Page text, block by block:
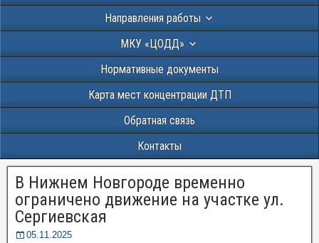
Направления работы
МКУ «ЦОДД»
Нормативные документы
Карта мест концентрации ДТП
Обратная связь
Контакты
В Нижнем Новгороде временно
ограничено движение на участке ул.
Сергиевская
05.11.2025